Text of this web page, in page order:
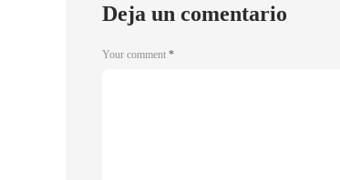
Deja un comentario
Your comment *